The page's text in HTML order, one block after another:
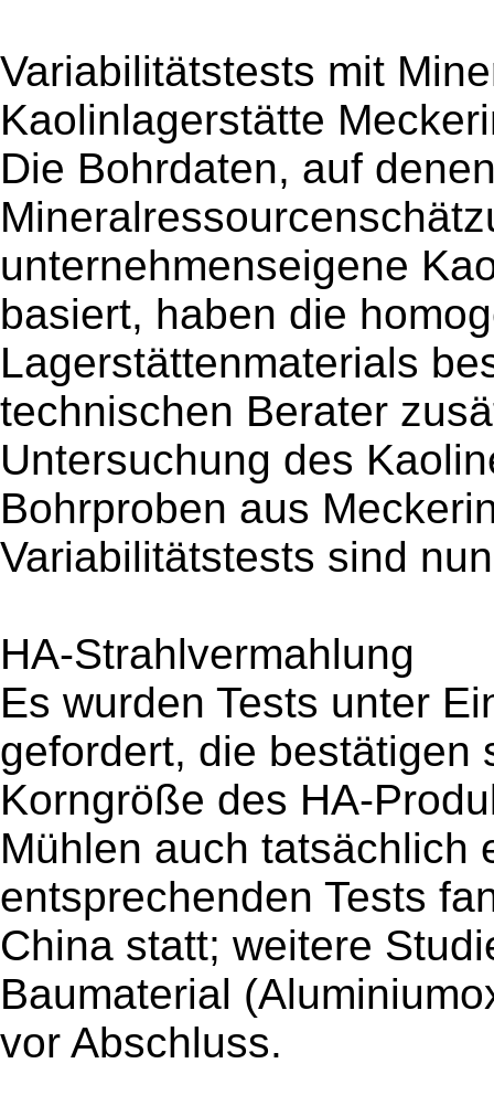
Variabilitätstests mit
Kaolinlagerstätte
Die Bohrdaten, auf
unternehmenseigene
basiert, haben die
Lagerstättenmaterials
technischen Berater
Untersuchung des
Bohrproben aus
Variabilitätstests sind
HA-Strahlvermahlung
Es wurden Tests unter
gefordert, die bestätigen
Korngröße des HA-
Mühlen auch tatsächlich
entsprechenden Tests
China statt; weitere
Baumaterial
vor Abschluss.